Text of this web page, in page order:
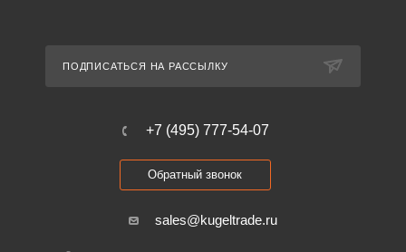
ПОДПИСАТЬСЯ НА РАССЫЛКУ
+7 (495) 777-54-07
Обратный звонок
sales@kugeltrade.ru